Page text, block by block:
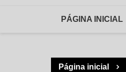
PÁGINA INICIAL
Página inicial